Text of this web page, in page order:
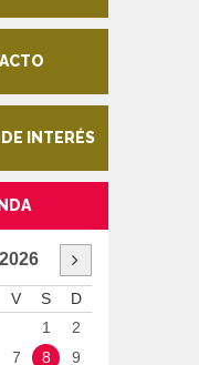
INTERÉS
2026
V S
D
1
2
7 8
9